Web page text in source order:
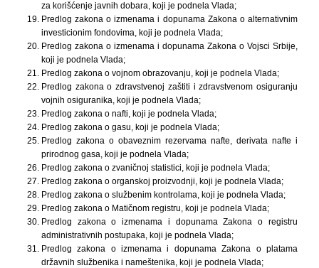
za korišćenje javnih dobara, koji je podnela Vlada;
Predlog zakona o izmenama i dopunama Zakona o alternativnim
investicionim fondovima, koji je podnela Vlada;
Predlog zakona o izmenama i dopunama Zakona o Vojsci Srbije,
koji je podnela Vlada;
Predlog zakona o vojnom obrazovanju, koji je podnela Vlada;
Predlog zakona o zdravstvenoj zaštiti i zdravstvenom osiguranju
vojnih osiguranika, koji je podnela Vlada;
Predlog zakona o nafti, koji je podnela Vlada;
Predlog zakona o gasu, koji je podnela Vlada;
Predlog zakona o obaveznim rezervama nafte, derivata nafte i
prirodnog gasa, koji je podnela Vlada;
Predlog zakona o zvaničnoj statistici, koji je podnela Vlada;
Predlog zakona o organskoj proizvodnji, koji je podnela Vlada;
Predlog zakona o službenim kontrolama, koji je podnela Vlada;
Predlog zakona o Matičnom registru, koji je podnela Vlada;
Predlog zakona o izmenama i dopunama Zakona o registru
administrativnih postupaka, koji je podnela Vlada;
Predlog zakona o izmenama i dopunama Zakona o platama
državnih službenika i nameštenika, koji je podnela Vlada;